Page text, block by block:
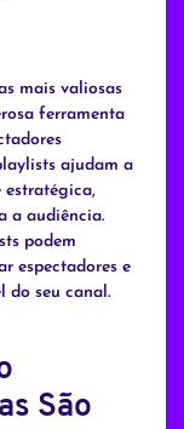
mais valiosas
ferramenta
ajudam a
estratégica,
a audiência.
podem
espectadores e
do seu canal.
São